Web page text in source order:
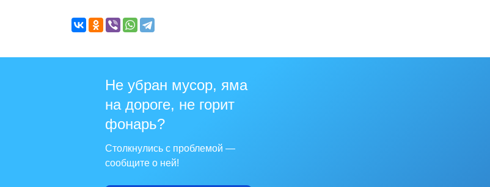
Не убран мусор, яма
на дороге, не горит
фонарь?
Столкнулись с проблемой —
сообщите о ней!